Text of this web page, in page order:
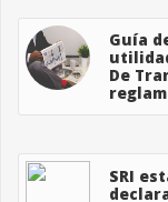
Guía
De
SRI